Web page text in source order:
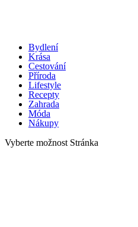
Bydlení
Krása
Cestování
Příroda
Lifestyle
Recepty
Zahrada
Móda
Nákupy
Vyberte možnost Stránka